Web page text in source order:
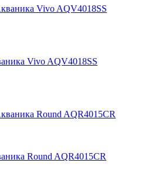
Vivo AQV4018SS
Round AQR4015CR